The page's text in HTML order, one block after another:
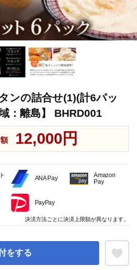
ンの詰合せ(1)(計6パッ
：離島】 BHRD001
12,000円
をする
ANA Pay
Amazon
Pay
PayPay
決済方法ごとに決済上限額が異なります。